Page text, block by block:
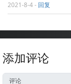
2021-8-4- 回复
添加评论